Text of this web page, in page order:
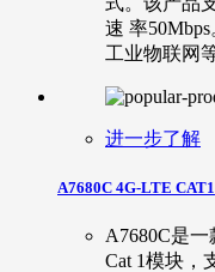
速 率
工业物联网
进一步了解
A7680C 4G-LTE CAT1
A7680C是
Cat 1模块，